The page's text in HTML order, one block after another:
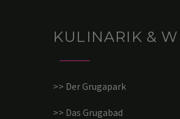
KULINARIK &
>> Der Grugapark
>> Das Grugabad